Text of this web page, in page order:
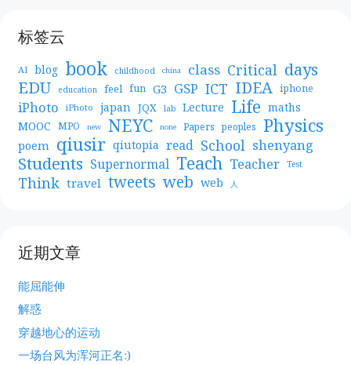
标签云
AI blog book childhood china class Critical days
EDU education feel fun G3 GSP ICT IDEA iphone
iPhoto iPhoto japan JQX lab Lecture Life maths
MOOC MPO new NEYC none Papers peoples Physics
poem qiusir qiutopia read School shenyang
Students Supernormal Teach Teacher Test
Think travel tweets web web 人
近期文章
能屈能伸
解惑
穿越地心的运动
一场台风为浑河正名:)